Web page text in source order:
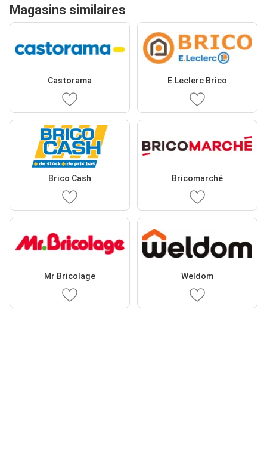
Magasins similaires
Castorama E.Leclerc Brico
Brico Cash Bricomarché
Mr Bricolage Weldom